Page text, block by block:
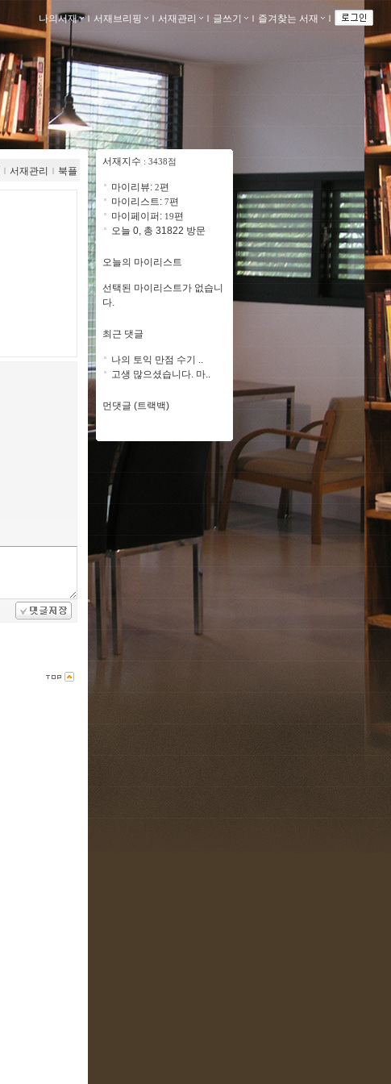
나의서재 ｌ 서재브리핑 ｌ 서재관리 ｌ 글쓰기 ｌ 즐겨찾는 서재 ｌ
ｌ 서재관리 ｌ 북플
서재지수 : 3438점
마이리뷰: 2편
마이리스트: 7편
마이페이퍼: 19편
오늘 0, 총 31822 방문
오늘의 마이리스트
선택된 마이리스트가 없습니
다.
최근 댓글
나의 토익 만점 수기 ..
고생 많으셨습니다. 마..
먼댓글 (트랙백)